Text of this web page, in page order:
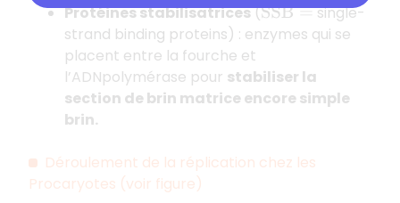
Protéines stabilisatrices(SSB=
single-
strand binding proteins) : enzymes qui se
placent entre la fourche et
l’ADNpolymérase pour stabiliser la
section de brin matrice encore simple
brin.
Déroulement de la réplication chez les
Procaryotes (voir figure)